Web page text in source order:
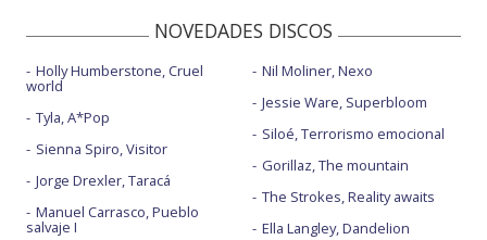
NOVEDADES DISCOS
Holly Humberstone, Cruel
world
Tyla, A*Pop
Sienna Spiro, Visitor
Jorge Drexler, Taracá
Manuel Carrasco, Pueblo
salvaje I
Nil Moliner, Nexo
Jessie Ware, Superbloom
Siloé, Terrorismo emocional
Gorillaz, The mountain
The Strokes, Reality awaits
Ella Langley, Dandelion